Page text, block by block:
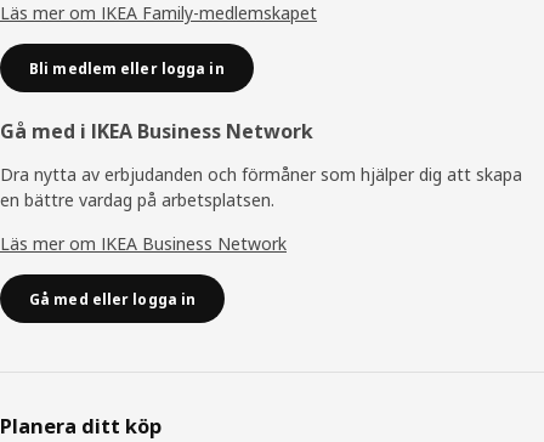
Läs mer om IKEA Family-medlemskapet
Bli medlem eller logga in
Gå med i IKEA Business Network
Dra nytta av erbjudanden och förmåner som hjälper dig att skapa
en bättre vardag på arbetsplatsen.
Läs mer om IKEA Business Network
Gå med eller logga in
Planera ditt köp